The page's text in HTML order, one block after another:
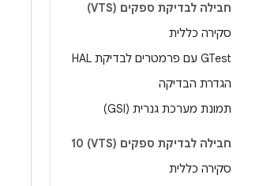
חבילה לבדיקת ספקים (VTS)
סקירה כללית
GTest עם פרמטרים לבדיקת HAL
הגדרת הבדיקה
תמונת מערכת גנרית (GSI)
חבילה לבדיקת ספקים (VTS) 10
סקירה כללית